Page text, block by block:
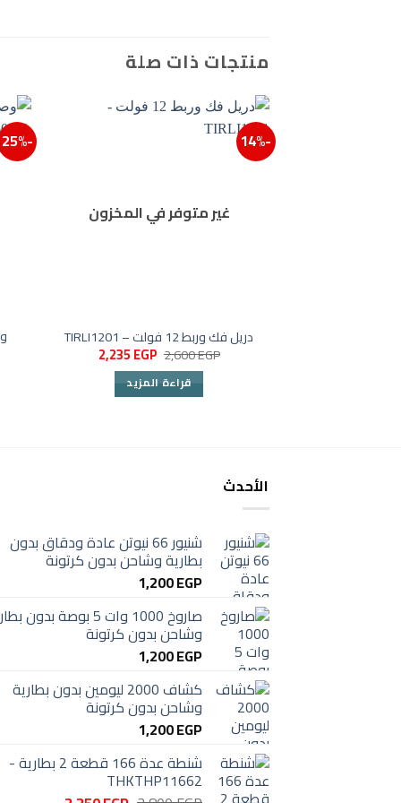
منتجات ذات صلة
-14%
غير متوفر في المخزون
دريل فك وربط 12 فولت – TIRLI1201
2,600EGP السعر
الأصلي
هو:
2,600 EGP.
2,235EGP
قراءة المزيد
-25%
الأحدث
شنيور 66 نيوتن عادة ودقاق بدون
بطارية وشاحن بدون كرتونة
1,200EGP
صاروخ 1000 وات 5 بوصة بدون
وشاحن بدون كرتونة
1,200EGP
كشاف 2000 ليومين بدون بطارية
وشاحن بدون كرتونة
1,200EGP
شنطة عدة 166 قطعة 2 بطارية -
THKTHP11662